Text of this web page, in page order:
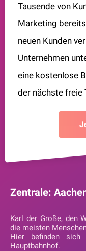
Tausende von
Marketing
neuen Kunden
Unternehmen
eine kostenlose
der nächste freie
Zentrale:
Karl der Große, den
die meisten
Hier befinden sich
Hauptbahnhof.